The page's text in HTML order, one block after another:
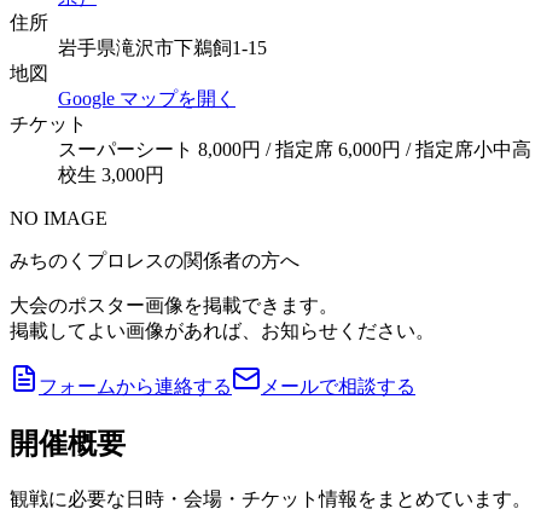
住所
岩手県滝沢市下鵜飼1-15
地図
Google マップを開く
チケット
スーパーシート 8,000円 / 指定席 6,000円 / 指定席小中高
校生 3,000円
NO IMAGE
みちのくプロレスの関係者の方へ
大会のポスター画像を掲載できます。
掲載してよい画像があれば、お知らせください。
フォームから連絡する メールで相談する
開催概要
観戦に必要な日時・会場・チケット情報をまとめています。